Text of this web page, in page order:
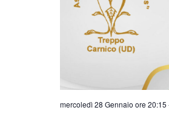
mercoledì 28 Gennaio ore 20:15